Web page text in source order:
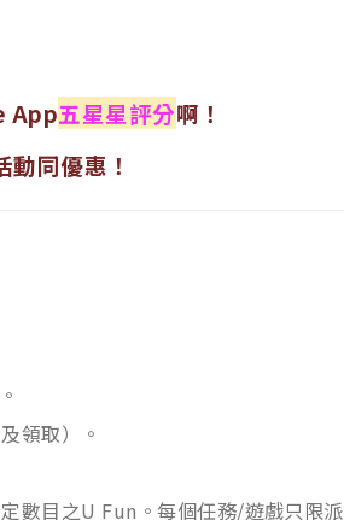
App五星星評分啊！
同優惠！
領取）。
數目之U Fun。每個任務/遊戲只限派